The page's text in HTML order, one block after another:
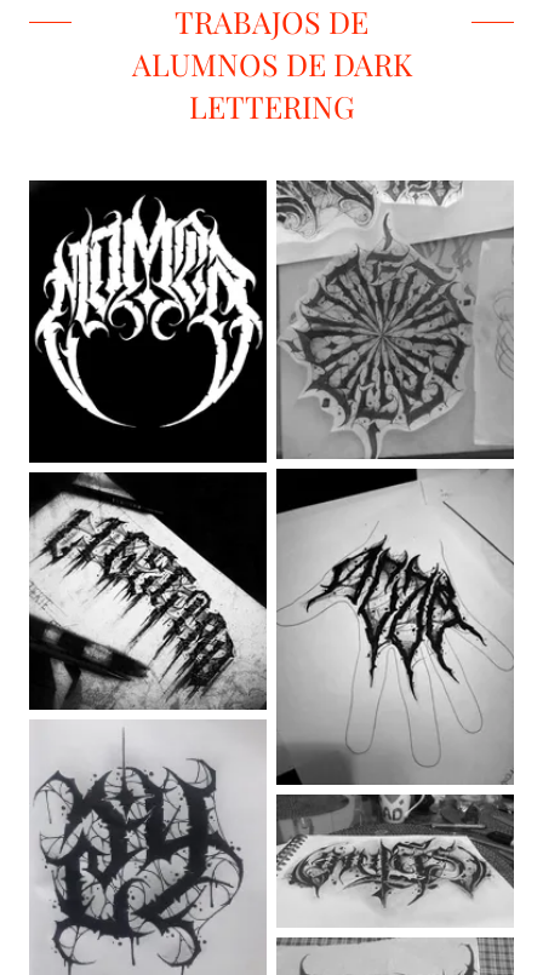
TRABAJOS DE
ALUMNOS DE DARK
LETTERING